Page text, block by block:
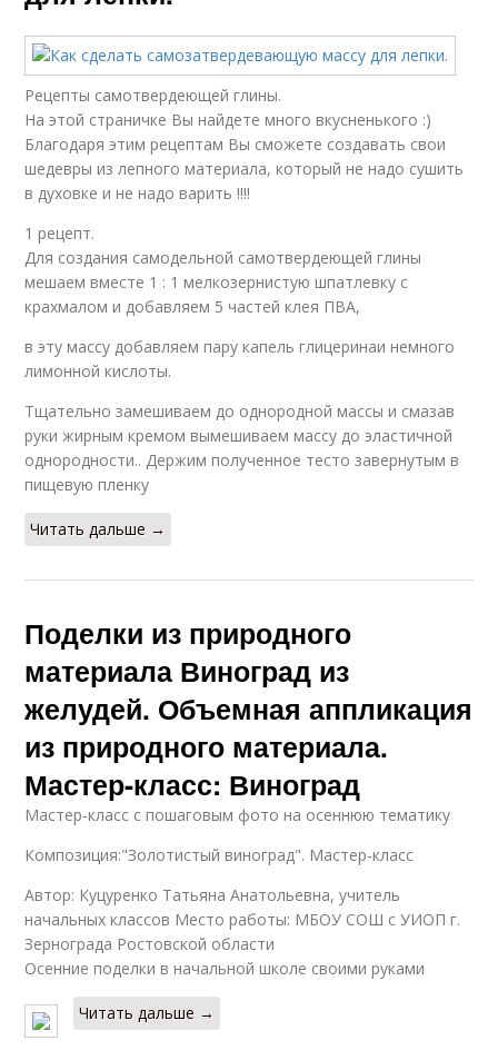
Рецепты самотвердеющей глины.
На этой страничке Вы найдете много вкусненького :)
Благодаря этим рецептам Вы сможете создавать свои
шедевры из лепного материала, который не надо сушить
в духовке и не надо варить !!!!
1 рецепт.
Для создания самодельной самотвердеющей глины
мешаем вместе 1 : 1 мелкозернистую шпатлевку с
крахмалом и добавляем 5 частей клея ПВА,
в эту массу добавляем пару капель глицеринаи немного
лимонной кислоты.
Тщательно замешиваем до однородной массы и смазав
руки жирным кремом вымешиваем массу до эластичной
однородности.. Держим полученное тесто завернутым в
пищевую пленку
Читать дальше →
Поделки из природного
материала Виноград из
желудей. Объемная аппликация
из природного материала.
Мастер-класс: Виноград
Мастер-класс с пошаговым фото на осеннюю тематику
Композиция:"Золотистый виноград". Мастер-класс
Автор: Куцуренко Татьяна Анатольевна, учитель
начальных классов Место работы: МБОУ СОШ с УИОП г.
Зернограда Ростовской области
Осенние поделки в начальной школе своими руками
Читать дальше →